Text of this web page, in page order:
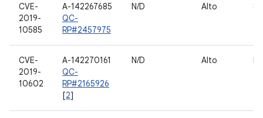
CVE-
2019-
10585
A-142267685
QC-
RP#2457975
N/D Alto
CVE-
2019-
10602
A-142270161
QC-
RP#2165926
[2]
N/D Alto